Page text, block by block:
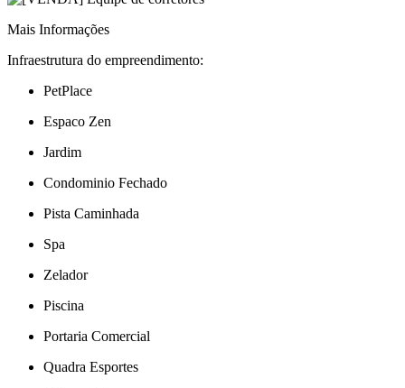
Mais Informações
Infraestrutura do empreendimento:
PetPlace
Espaco Zen
Jardim
Condominio Fechado
Pista Caminhada
Spa
Zelador
Piscina
Portaria Comercial
Quadra Esportes